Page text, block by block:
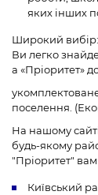
яких інших
Широкий вибір:
Ви легко
а «Пріоритет»
поселення.
На нашому
будь-якому
"Пріоритет"
Київський